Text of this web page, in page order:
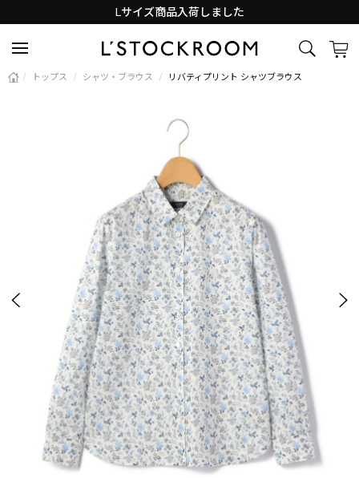
Lサイズ商品入荷しました
/ トップス / シャツ・ブラウス / リバティプリント シャツブラウス